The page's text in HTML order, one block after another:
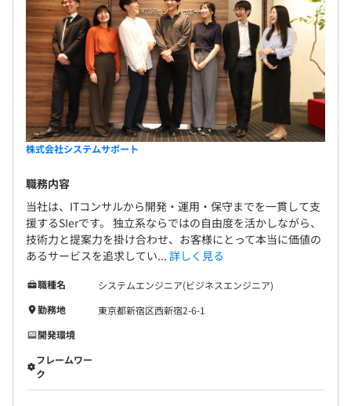
プロジェクトの人数は3名～数十名程度で、平均は10名程
度です。
メンバーそれぞれの個性や強みを活かしながら、チーム体
制で仕事をしています。
株式会社システムサポート
職務内容
当社は、ITコンサルから開発・運用・保守までを一貫して支
援するSIerです。 独立系ならではの自由度を活かしながら、
技術力と提案力を掛け合わせ、お客様にとって本当に価値の
あるサービスを追求してい... 詳しく見る
職種名
システムエンジニア(ビジネスエンジニア)
勤務地
東京都新宿区西新宿2-6-1
開発環境
フレームワー
ク